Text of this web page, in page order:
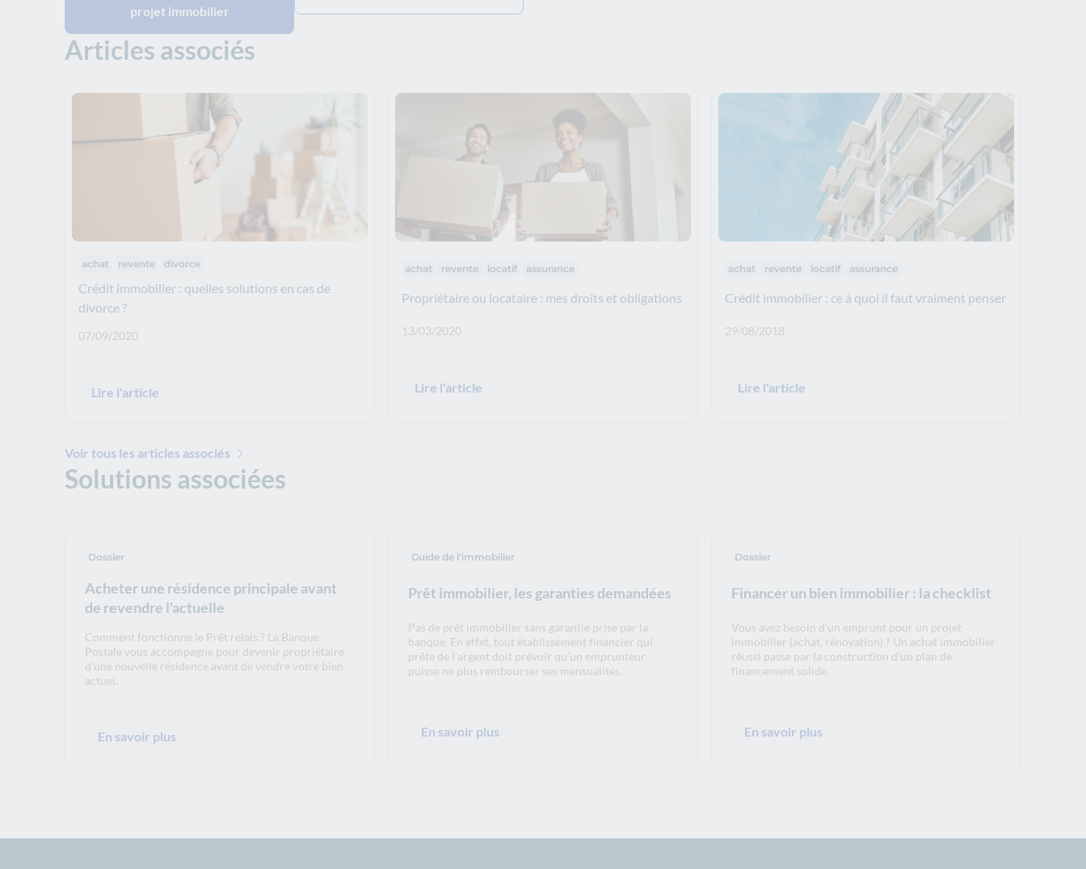
projet immobilier
Articles associés
Voir tous les articles associés
Thématiques :
achat revente divorce
Crédit immobilier : quelles solutions en cas de
divorce ?
Date de publication: :
07/09/2020
Lire l'article
Thématiques :
achat revente locatif assurance
Propriétaire ou locataire : mes droits et obligations
Date de publication: :
13/03/2020
Lire l'article
Thématiques :
achat revente locatif assurance
Crédit immobilier : ce à quoi il faut vraiment penser
Date de publication: :
29/08/2018
Lire l'article
Solutions associées
Acheter une résidence principale avant
de revendre l'actuelle
Dossier
Comment fonctionne le Prêt relais ? La Banque
Postale vous accompagne pour devenir propriétaire
d'une nouvelle résidence avant de vendre votre bien
actuel.
En savoir plus
Prêt immobilier, les garanties demandées
Guide de l'immobilier
Pas de prêt immobilier sans garantie prise par la
banque. En effet, tout établissement financier qui
prête de l’argent doit prévoir qu’un emprunteur
puisse ne plus rembourser ses mensualités.
En savoir plus
Financer un bien immobilier : la checklist
Dossier
Vous avez besoin d'un emprunt pour un projet
immobilier (achat, rénovation) ? Un achat immobilier
réussi passe par la construction d’un plan de
financement solide.
En savoir plus